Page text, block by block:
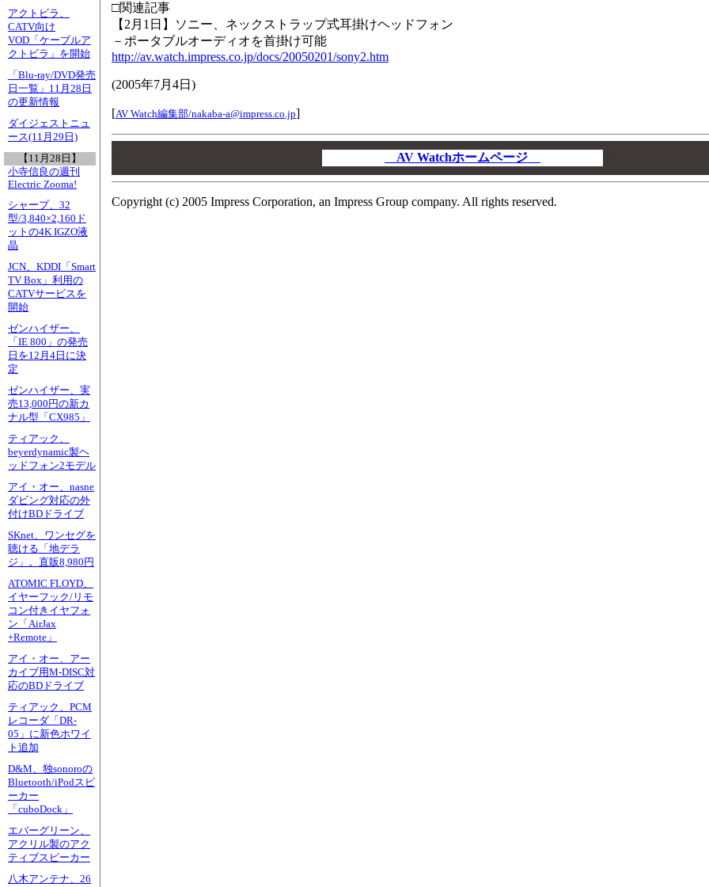
アクトビラ、
CATV向け
VOD「ケーブルア
クトビラ」を開始
「Blu-ray/DVD発売
日一覧」11月28日
の更新情報
ダイジェストニュ
ース(11月29日)
【11月28日】
小寺信良の週刊
Electric Zooma!
シャープ、32
型/3,840×2,160ド
ットの4K IGZO液
晶
JCN、KDDI「Smart
TV Box」利用の
CATVサービスを
開始
ゼンハイザー、
「IE 800」の発売
日を12月4日に決
定
ゼンハイザー、実
売13,000円の新カ
ナル型「CX985」
ティアック、
beyerdynamic製ヘ
ッドフォン2モデル
アイ・オー、nasne
ダビング対応の外
付けBDドライブ
SKnet、ワンセグを
聴ける「地デラ
ジ」。直販8,980円
ATOMIC FLOYD、
イヤーフック/リモ
コン付きイヤフォ
ン「AirJax
+Remote」
アイ・オー、アー
カイブ用M-DISC対
応のBDドライブ
ティアック、PCM
レコーダ「DR-
05」に新色ホワイ
ト追加
D&M、独sonoroの
Bluetooth/iPodスピ
ーカー
「cuboDock」
エバーグリーン、
アクリル製のアク
ティブスピーカー
八木アンテナ、26
□関連記事
【2月1日】ソニー、ネックストラップ式耳掛けヘッドフォン
－ポータブルオーディオを首掛け可能
http://av.watch.impress.co.jp/docs/20050201/sony2.htm
(2005年7月4日 )
[AV Watch編集部/nakaba-a@impress.co.jp]
AV Watchホームページ
Copyright (c) 2005 Impress Corporation, an Impress Group company. All rights reserved.